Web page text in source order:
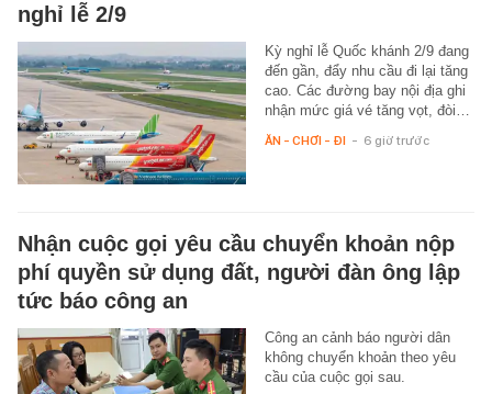
nghỉ lễ 2/9
Kỳ nghỉ lễ Quốc khánh 2/9 đang
đến gần, đẩy nhu cầu đi lại tăng
cao. Các đường bay nội địa ghi
nhận mức giá vé tăng vọt, đòi…
ĂN - CHƠI - ĐI - 6 giờ trước
Nhận cuộc gọi yêu cầu chuyển khoản nộp
phí quyền sử dụng đất, người đàn ông lập
tức báo công an
Công an cảnh báo người dân
không chuyển khoản theo yêu
cầu của cuộc gọi sau.